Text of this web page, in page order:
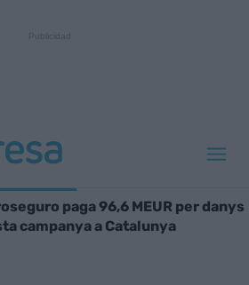
paga 96,6 MEUR per danys
campanya a Catalunya